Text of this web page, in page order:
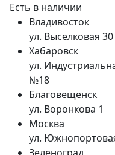
Есть в наличии
Владивосток
ул. Выселковая 30
Хабаровск
ул.
№18
Благовещенск
ул. Воронкова 1
Москва
ул.